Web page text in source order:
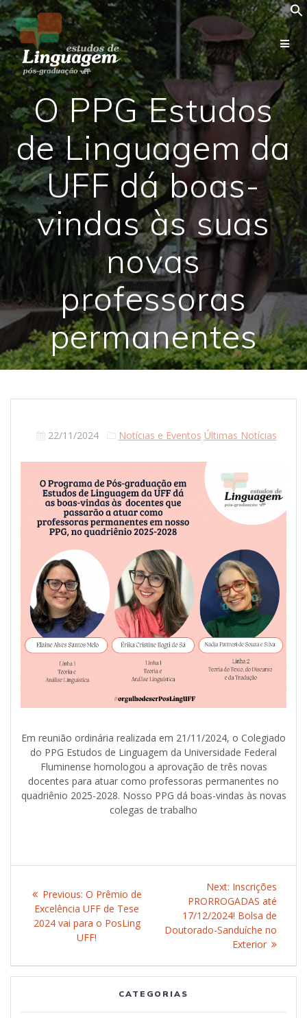
to
content
O PPG Estudos
de Linguagem da
UFF dá boas-
vindas às suas
novas
professoras
permanentes
22/11/2024 Notícias e Eventos Últimas Notícias
Em reunião ordinária realizada em 21/11/2024, o Colegiado
do PPG Estudos de Linguagem da Universidade Federal
Fluminense homologou a aprovação de três novas
docentes para atuar como professoras permanentes no
quadriênio 2025-2028. Nosso PPG dá boas-vindas às novas
colegas de trabalho
navigation
Previous: Previous
post:
O Prêmio de
Excelência UFF de Tese
2024 vai para o PosLing
UFF!
Next: Next
post:
Inscrições
PRORROGADAS até
17/12/2024! Bolsa de
Doutorado-Sanduíche no
Exterior
CATEGORIAS